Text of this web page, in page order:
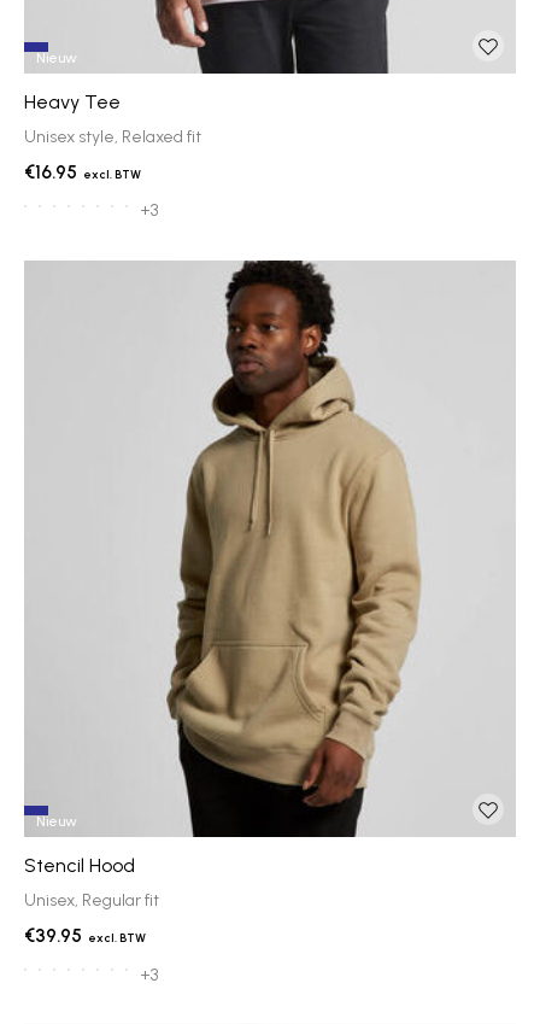
Nieuw
Heavy Tee
Unisex style, Relaxed fit
€16.95
+3
Nieuw
Stencil Hood
Unisex, Regular fit
€39.95
+3